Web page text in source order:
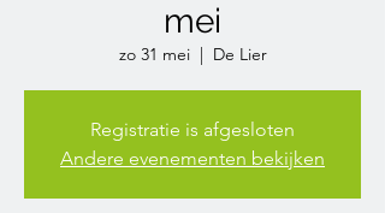
mei
zo 31 mei
  |
De Lier
Registratie is afgesloten
Andere evenementen bekijken